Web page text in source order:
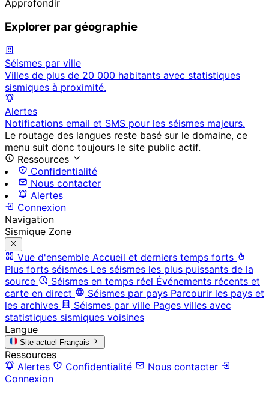
Approfondir
Explorer par géographie
Séismes par ville
Villes de plus de 20 000 habitants avec statistiques
sismiques à proximité.
Alertes
Notifications email et SMS pour les séismes majeurs.
Le routage des langues reste basé sur le domaine, ce
menu suit donc toujours le site public actif.
Ressources
Confidentialité
Nous contacter
Alertes
Connexion
Navigation
Sismique Zone
Vue d'ensemble Accueil et derniers temps forts
Plus forts séismes Les séismes les plus puissants de la
source
Séismes en temps réel Événements récents et
carte en direct
Séismes par pays Parcourir les pays et
les archives
Séismes par ville Pages villes avec
statistiques sismiques voisines
Langue
Site actuel Français
Ressources
Alertes
Confidentialité
Nous contacter
Connexion